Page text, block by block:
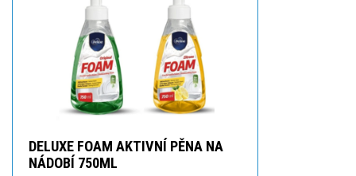
DELUXE FOAM AKTIVNÍ PĚNA NA
NÁDOBÍ 750ML